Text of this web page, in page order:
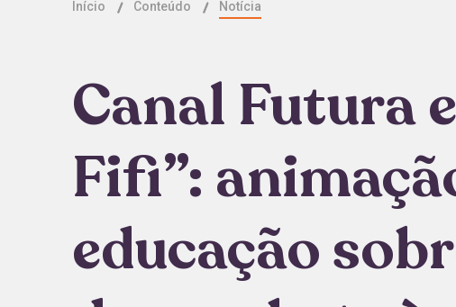
Início Conteúdo Notícia
Canal Futura
Fifi”:
educação